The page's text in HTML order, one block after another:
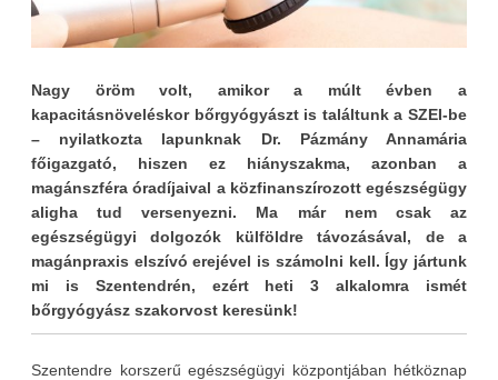
Nagy öröm volt, amikor a múlt évben a
kapacitásnöveléskor bőrgyógyászt is találtunk a SZEI-be
– nyilatkozta lapunknak Dr. Pázmány Annamária
főigazgató, hiszen ez hiányszakma, azonban a
magánszféra óradíjaival a közfinanszírozott egészségügy
aligha tud versenyezni. Ma már nem csak az
egészségügyi dolgozók külföldre távozásával, de a
magánpraxis elszívó erejével is számolni kell. Így jártunk
mi is Szentendrén, ezért heti 3 alkalomra ismét
bőrgyógyász szakorvost keresünk!
Szentendre korszerű egészségügyi központjában hétköznap